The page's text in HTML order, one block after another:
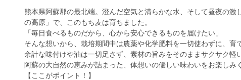
熊本県阿蘇郡の最北端。澄んだ空気と清らかな水、そして昼夜の激
の高原」で、このもち麦は育ちました。
「毎日食べるものだから、心から安心できるものを届けたい」
そんな想いから、栽培期間中は農薬や化学肥料を一切使わずに、育
余計な味付けや油は一切足さず、素材の旨みをそのままサクサク軽
阿蘇の大自然の恵みが詰まった、体想いの優しい味わいをお楽しみ
【ここがポイント！】